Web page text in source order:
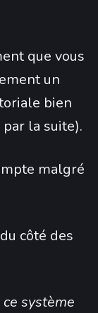
que vous
un
bien
la suite).
malgré
côté des
système